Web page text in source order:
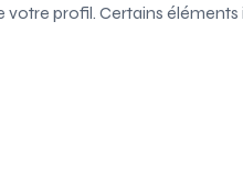
votre profil. Certains